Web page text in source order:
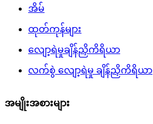
အိမ်
ထုတ်ကုန်များ
လျော့ရဲမှုချိန်ညှိကိရိယာ
လက်စွဲ လျော့ရဲမှု ချိန်ညှိကိရိယာ
အမျိုးအစားများ